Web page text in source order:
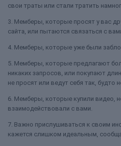
свои траты или стали тратить
3. Мемберы, которые просят у вас
сайта, или пытаются связаться с
4. Мемберы, которые уже были
5. Мемберы, которые предлагают
никаких запросов, или покупают
не просят или ведут себя так, будто
6. Мемберы, которые купили видео,
взаимодействовали с вами.
7. Важно прислушиваться к своим
кажется слишком идеальным,